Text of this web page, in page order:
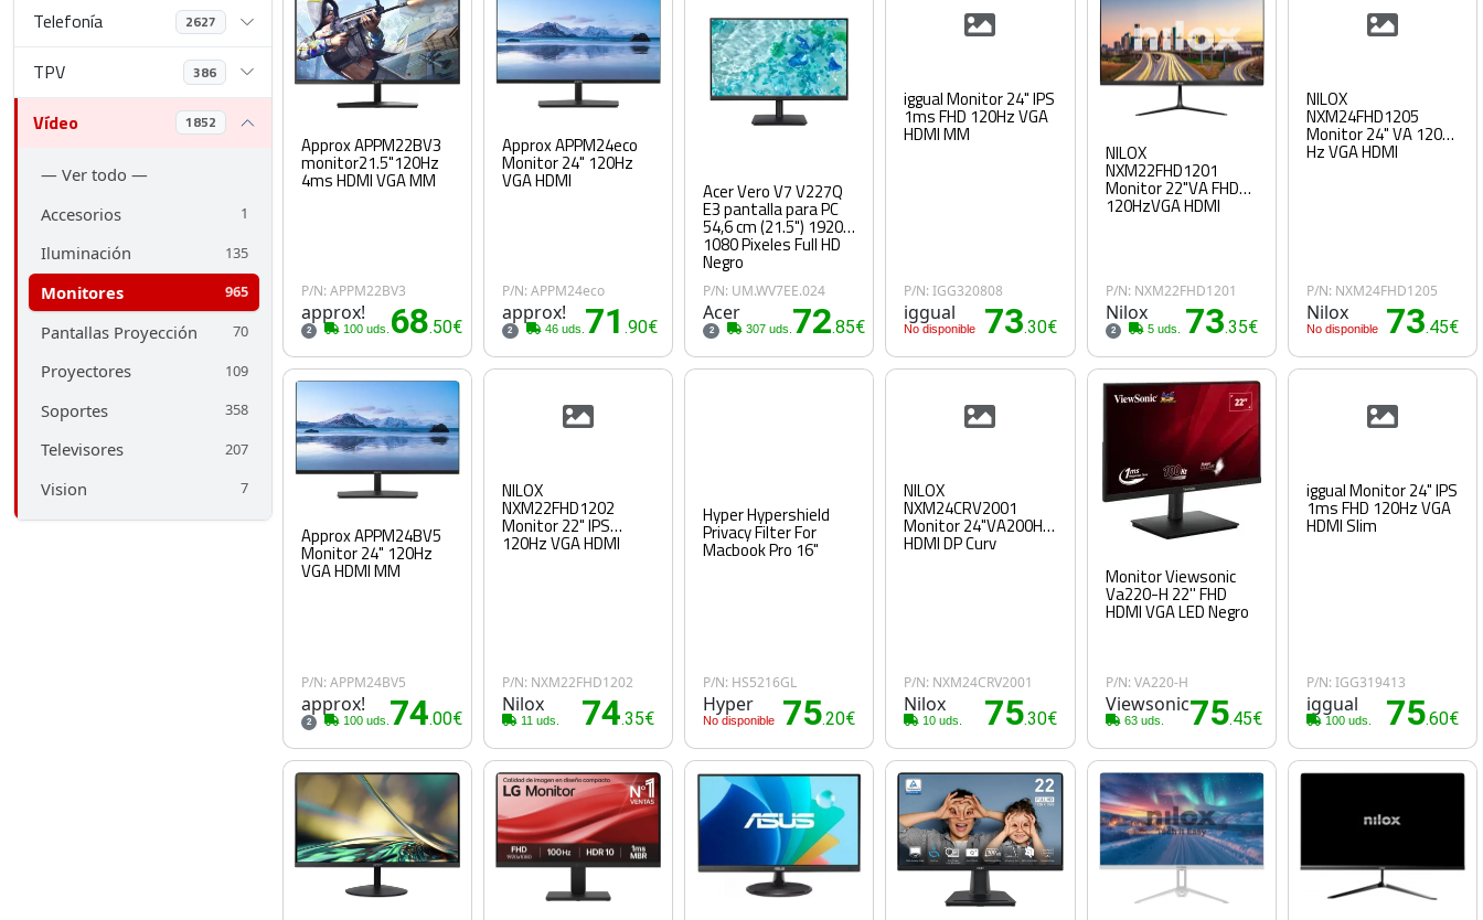
Telefonía 2627
TPV 386
Vídeo 1852
— Ver todo —
Accesorios
1
Iluminación 135
Monitores 965
Pantallas Proyección 70
Proyectores 109
Soportes 358
Televisores 207
Vision 7
Approx APPM22BV3
monitor21.5"120Hz
4ms HDMI VGA MM
P/N: APPM22BV3
approx!
2 100 uds. 68.50€
Approx APPM24eco
Monitor 24" 120Hz
VGA HDMI
P/N: APPM24eco
approx!
2 46 uds. 71 .90€
Acer Vero V7 V227Q
E3 pantalla para PC
54,6 cm (21.5") 1920 x
1080 Pixeles Full HD
Negro
P/N: UM.WV7EE.024
Acer
2 307 uds. 72.85€
iggual Monitor 24" IPS
1ms FHD 120Hz VGA
HDMI MM
P/N: IGG320808
iggual
No disponible 73.30€
NILOX
NXM22FHD1201
Monitor 22"VA FHD
120HzVGA HDMI
P/N: NXM22FHD1201
Nilox
2 5 uds. 73.35€
NILOX
NXM24FHD1205
Monitor 24" VA 120
Hz VGA HDMI
P/N: NXM24FHD1205
Nilox
No disponible 73.45€
Approx APPM24BV5
Monitor 24" 120Hz
VGA HDMI MM
P/N: APPM24BV5
approx!
2 100 uds. 74.00€
NILOX
NXM22FHD1202
Monitor 22" IPS
120Hz VGA HDMI
P/N: NXM22FHD1202
Nilox
11 uds. 74.35€
Hyper Hypershield
Privacy Filter For
Macbook Pro 16"
P/N: HS5216GL
Hyper
No disponible 75.20€
NILOX
NXM24CRV2001
Monitor 24"VA200Hz
HDMI DP Curv
P/N: NXM24CRV2001
Nilox
10 uds. 75.30€
Monitor Viewsonic
Va220-H 22'' FHD
HDMI VGA LED Negro
P/N: VA220-H
Viewsonic
63 uds. 75.45€
iggual Monitor 24" IPS
1ms FHD 120Hz VGA
HDMI Slim
P/N: IGG319413
iggual
100 uds. 75.60€